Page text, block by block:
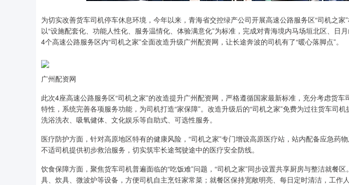
为切实改善货车司机停车休息环境，今年以来，青海省交控绿产公司开展高速公路服务区“司机之家
以“设施配套化、功能人性化、服务温情化、体验满意化”为标准，完成对青海境内马场垣北区、日
4个高速公路服务区内“司机之家”全面改造升级广州配资网，让长途奔波的司机有了“暖心落脚点”。
广州配资网
此次4座高速公路服务区“司机之家”的改造提升广州配资网，严格遵循国家最新标准，充分考虑货
特性，系统完善各项服务功能，为司机打造“家保障”。改造升级后的“司机之家”免费为过往货车司机
洗浴洗衣、吸氧健体、文化娱乐等自助式、可选性服务。
医疗防护方面，针对高原地区特有的健康风险，“司机之家”专门增设高原医疗站，站内配备应急药
不适司机提供初步救治服务，切实筑牢长途驾驶途中的医疗安全防线。
饮食保障方面，聚焦货车司机普遍面临的“吃饭难”问题，“司机之家”同步设置共享厨房与整洁就餐
具、炊具、微波炉等设备，方便司机自主烹饪家常菜；就餐区保持宽敞明亮、每日定时清洁，工作
1.02% 深证成指 14311.01 200.89 1.42% 沪深300